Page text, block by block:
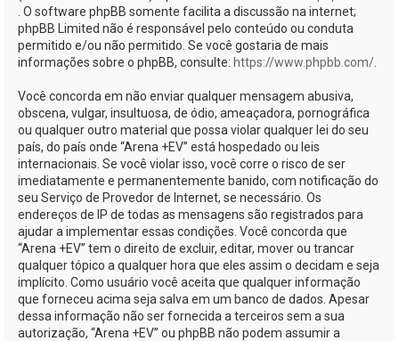
. O software phpBB somente facilita a discussão na internet;
phpBB Limited não é responsável pelo conteúdo ou conduta
permitido e/ou não permitido. Se você gostaria de mais
informações sobre o phpBB, consulte: https://www.phpbb.com/
Você concorda em não enviar qualquer mensagem abusiva,
obscena, vulgar, insultuosa, de ódio, ameaçadora, pornográfica
ou qualquer outro material que possa violar qualquer lei do seu
país, do país onde “Arena +EV” está hospedado ou leis
internacionais. Se você violar isso, você corre o risco de ser
imediatamente e permanentemente banido, com notificação do
seu Serviço de Provedor de Internet, se necessário. Os
endereços de IP de todas as mensagens são registrados para
ajudar a implementar essas condições. Você concorda que
“Arena +EV” tem o direito de excluir, editar, mover ou trancar
qualquer tópico a qualquer hora que eles assim o decidam e seja
implícito. Como usuário você aceita que qualquer informação
que forneceu acima seja salva em um banco de dados. Apesar
dessa informação não ser fornecida a terceiros sem a sua
autorização, “Arena +EV” ou phpBB não podem assumir a